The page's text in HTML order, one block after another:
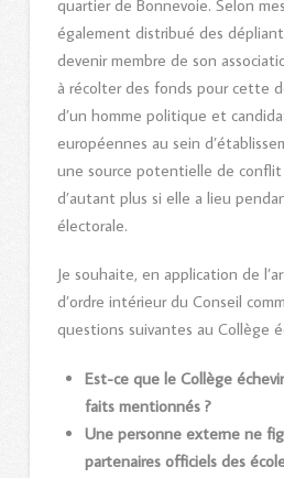
quartier de Bonnevoie. Selon
également distribué des
devenir membre de son
à récolter des fonds pour cette
d’un homme politique et
européennes au sein
une source potentielle de
d’autant plus si elle a lieu
électorale.
Je souhaite, en application de
d’ordre intérieur du Conseil
questions suivantes au Collège
Est-ce que le Collège
faits mentionnés ?
Une personne externe ne
partenaires officiels des